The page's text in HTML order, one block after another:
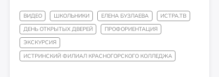
ВИДЕО ШКОЛЬНИКИ ЕЛЕНА БУЗЛАЕВА
ИСТРА.ТВ
ДЕНЬ ОТКРЫТЫХ ДВЕРЕЙ
ПРОФОРИЕНТАЦИЯ
ЭКСКУРСИЯ
ИСТРИНСКИЙ ФИЛИАЛ КРАСНОГОРСКОГО КОЛЛЕДЖА